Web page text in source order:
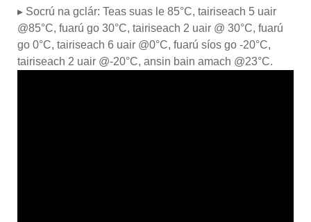
▸ Socrú na gclár: Teas suas le 85°C, tairiseach 5 uair
@85°C, fuarú go 30°C, tairiseach 2 uair @ 30°C, fuarú
go 0°C, tairiseach 6 uair @0°C, fuarú síos go -20°C,
tairiseach 2 uair @-20°C, ansin bain amach @23°C.